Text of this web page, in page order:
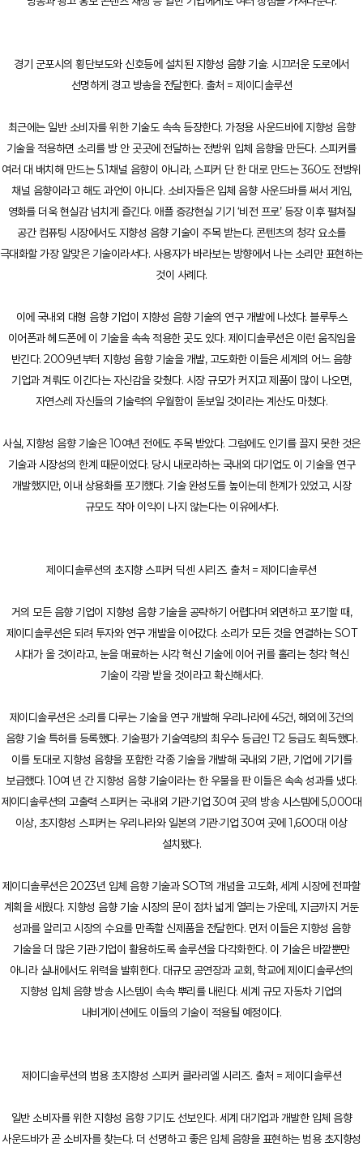
경기 군포시의 횡단보도와 신호등에 설치된 지향성 음향 기술. 시끄러운 도로에서
선명하게 경고 방송을 전달한다. 출처 = 제이디솔루션
최근에는 일반 소비자를 위한 기술도 속속 등장한다. 가정용 사운드바에 지향성 음향
기술을 적용하면 소리를 방 안 곳곳에 전달하는 전방위 입체 음향을 만든다. 스피커를
여러 대 배치해 만드는 5.1채널 음향이 아니라, 스피커 단 한 대로 만드는 360도 전방위
채널 음향이라고 해도 과언이 아니다. 소비자들은 입체 음향 사운드바를 써서 게임,
영화를 더욱 현실감 넘치게 즐긴다. 애플 증강현실 기기 ‘비전 프로’ 등장 이후 펼쳐질
공간 컴퓨팅 시장에서도 지향성 음향 기술이 주목 받는다. 콘텐츠의 청각 요소를
극대화할 가장 알맞은 기술이라서다. 사용자가 바라보는 방향에서 나는 소리만 표현하는
것이 사례다.
이에 국내외 대형 음향 기업이 지향성 음향 기술의 연구 개발에 나섰다. 블루투스
이어폰과 헤드폰에 이 기술을 속속 적용한 곳도 있다. 제이디솔루션은 이런 움직임을
반긴다. 2009년부터 지향성 음향 기술을 개발, 고도화한 이들은 세계의 어느 음향
기업과 겨뤄도 이긴다는 자신감을 갖췄다. 시장 규모가 커지고 제품이 많이 나오면,
자연스레 자신들의 기술력의 우월함이 돋보일 것이라는 계산도 마쳤다.
사실, 지향성 음향 기술은 10여년 전에도 주목 받았다. 그럼에도 인기를 끌지 못한 것은
기술과 시장성의 한계 때문이었다. 당시 내로라하는 국내외 대기업도 이 기술을 연구
개발했지만, 이내 상용화를 포기했다. 기술 완성도를 높이는데 한계가 있었고, 시장
규모도 작아 이익이 나지 않는다는 이유에서다.
제이디솔루션의 초지향 스피커 딕센 시리즈. 출처 = 제이디솔루션
거의 모든 음향 기업이 지향성 음향 기술을 공략하기 어렵다며 외면하고 포기할 때,
제이디솔루션은 되려 투자와 연구 개발을 이어갔다. 소리가 모든 것을 연결하는 SOT
시대가 올 것이라고, 눈을 매료하는 시각 혁신 기술에 이어 귀를 홀리는 청각 혁신
기술이 각광 받을 것이라고 확신해서다.
제이디솔루션은 소리를 다루는 기술을 연구 개발해 우리나라에 45건, 해외에 3건의
음향 기술 특허를 등록했다. 기술평가 기술역량의 최우수 등급인 T2 등급도 획득했다.
이를 토대로 지향성 음향을 포함한 각종 기술을 개발해 국내외 기관, 기업에 기기를
보급했다. 10여 년 간 지향성 음향 기술이라는 한 우물을 판 이들은 속속 성과를 냈다.
제이디솔루션의 고출력 스피커는 국내외 기관·기업 30여 곳의 방송 시스템에 5,000대
이상, 초지향성 스피커는 우리나라와 일본의 기관·기업 30여 곳에 1,600대 이상
설치됐다.
제이디솔루션은 2023년 입체 음향 기술과 SOT의 개념을 고도화, 세계 시장에 전파할
계획을 세웠다. 지향성 음향 기술 시장의 문이 점차 넓게 열리는 가운데, 지금까지 거둔
성과를 알리고 시장의 수요를 만족할 신제품을 전달한다. 먼저 이들은 지향성 음향
기술을 더 많은 기관·기업이 활용하도록 솔루션을 다각화한다. 이 기술은 바깥뿐만
아니라 실내에서도 위력을 발휘한다. 대규모 공연장과 교회, 학교에 제이디솔루션의
지향성 입체 음향 방송 시스템이 속속 뿌리를 내린다. 세계 규모 자동차 기업의
내비게이션에도 이들의 기술이 적용될 예정이다.
제이디솔루션의 범용 초지향성 스피커 클라리엘 시리즈. 출처 = 제이디솔루션
일반 소비자를 위한 지향성 음향 기기도 선보인다. 세계 대기업과 개발한 입체 음향
사운드바가 곧 소비자를 찾는다. 더 선명하고 좋은 입체 음향을 표현하는 범용 초지향성